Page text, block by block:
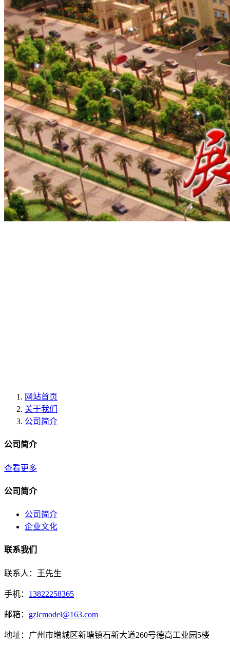
网站首页
关于我们
公司简介
公司简介
查看更多
公司简介
公司简介
企业文化
联系我们
联系人：王先生
手机： 13822258365
邮箱： gzlcmodel@163.com
地址：广州市增城区新塘镇石新大道260号德高工业园5楼